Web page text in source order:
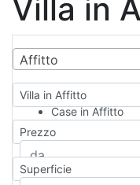
Villa in
Affitto
Villa in Affitto
Case in Affitto
Qualsiasi
Appartamento
Casa
Casa Semi-
Prezzo
Superficie